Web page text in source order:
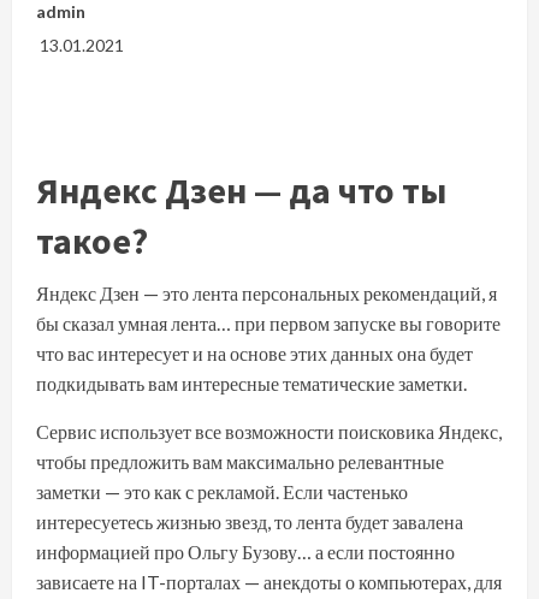
admin
13.01.2021
Яндекс Дзен — да что ты
такое?
Яндекс Дзен — это лента персональных рекомендаций, я
бы сказал умная лента… при первом запуске вы говорите
что вас интересует и на основе этих данных она будет
подкидывать вам интересные тематические заметки.
Сервис использует все возможности поисковика Яндекс,
чтобы предложить вам максимально релевантные
заметки — это как с рекламой. Если частенько
интересуетесь жизнью звезд, то лента будет завалена
информацией про Ольгу Бузову… а если постоянно
зависаете на IT-порталах — анекдоты о компьютерах, для